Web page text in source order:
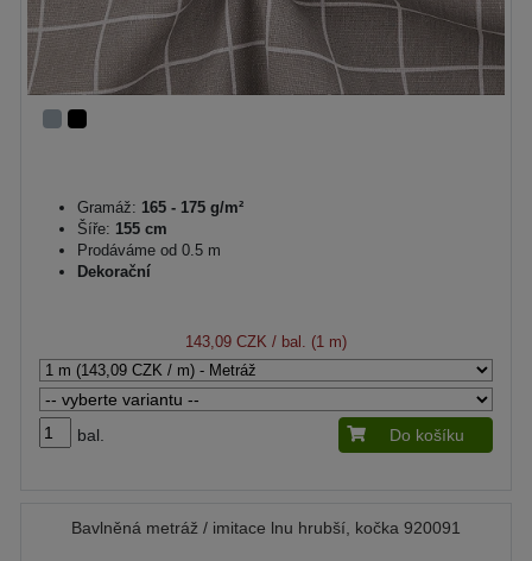
Gramáž: 165 - 175 g/m²
Šíře: 155 cm
Prodáváme od 0.5 m
Dekorační
143,09 CZK / bal. (1 m)
bal. Do košíku
Bavlněná metráž / imitace lnu hrubší, kočka 920091